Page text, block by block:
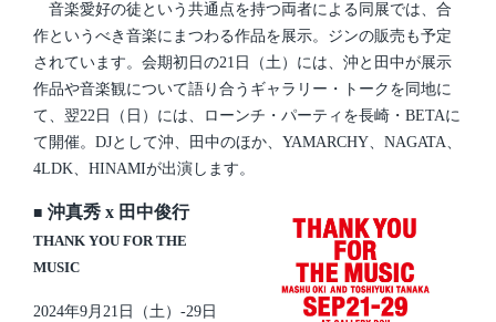
音楽愛好の徒という共通点を持つ両者による同展では、合
作というべき音楽にまつわる作品を展示。ジンの販売も予定
されています。会期初日の21日（土）には、沖と田中が展示
作品や音楽観について語り合うギャラリー・トークを同地に
て、翌22日（日）には、ローンチ・パーティを長崎・BETAに
て開催。DJとして沖、田中のほか、YAMARCHY、NAGATA、
4LDK、HINAMIが出演します。
■ 沖真秀 x 田中俊行
THANK YOU FOR THE
MUSIC
2024年9月21日（土）-29日